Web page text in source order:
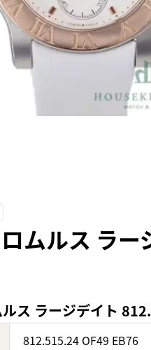
ムルス ラ
ス ラージデイト
812.515.24 OF49 EB76